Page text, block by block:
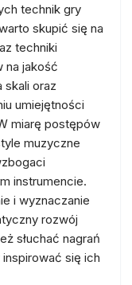
technik gry
skupić się na
techniki
na jakość
oraz
umiejętności
miarę postępów
muzyczne
instrumencie.
i wyznaczanie
rozwój
słuchać nagrań
się ich